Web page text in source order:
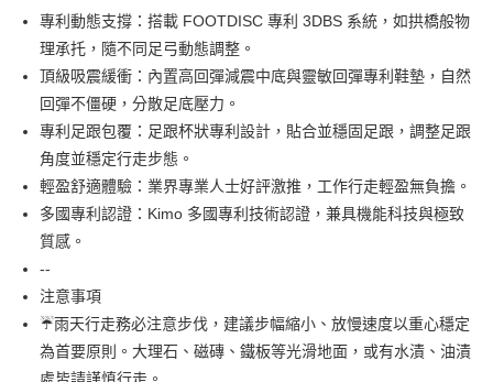
臺灣中小企業銀行
台中商業銀行
匯豐（台灣）商業銀行
聯邦商業銀行
元大商業銀行
永豐商業銀行
玉山商業銀行
台新國際商業銀行
中國信託商業銀行
台灣樂天信用卡公司
Apple Pay
街口支付
Google Pay
【關於「AFTEE先享後付」】
AFTEE先享後付是「在收到商品之後才付款」的支付方式。 讓您購物簡單
便利好安心！
２．便利：只要手機號碼，簡訊認證，即可結帳。
３．安心：先確認商品／服務後，再付款。
【「AFTEE先享後付」結帳流程】
ATM付款
運送方式
全家取貨付款
專利動態支撐：搭載 FOOTDISC 專利 3DBS 系統，如拱橋般物
理承托，隨不同足弓動態調整。
頂級吸震緩衝：內置高回彈減震中底與靈敏回彈專利鞋墊，自然
回彈不僵硬，分散足底壓力。
專利足跟包覆：足跟杯狀專利設計，貼合並穩固足跟，調整足跟
角度並穩定行走步態。
輕盈舒適體驗：業界專業人士好評激推，工作行走輕盈無負擔。
多國專利認證：Kimo 多國專利技術認證，兼具機能科技與極致
質感。
--
注意事項
☔雨天行走務必注意步伐，建議步幅縮小、放慢速度以重心穩定
為首要原則。大理石、磁磚、鐵板等光滑地面，或有水漬、油漬